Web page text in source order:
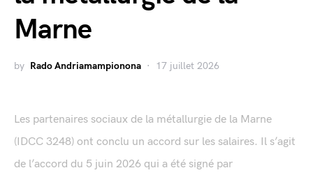
Marne
by Rado Andriamampionona 17 juillet 2026
Les partenaires sociaux de la métallurgie de la Marne
(IDCC 3248) ont conclu un accord sur les salaires. Il s’agit
de l’accord du 5 juin 2026 qui a été signé par